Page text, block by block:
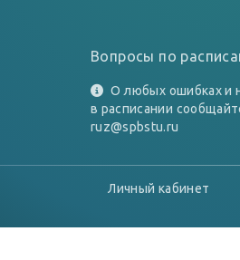
Вопросы по
О любых ошибках и
в расписании
ruz@spbstu.ru
Личный кабинет